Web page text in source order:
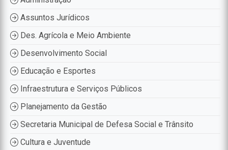
Assuntos Jurídicos
Des. Agrícola e Meio Ambiente
Desenvolvimento Social
Educação e Esportes
Infraestrutura e Serviços Públicos
Planejamento da Gestão
Secretaria Municipal de Defesa Social e Trânsito
Cultura e Juventude